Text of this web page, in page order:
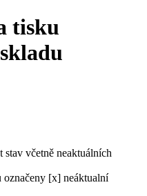
tisku
včetně neaktuálních
označeny [x] neáktualní